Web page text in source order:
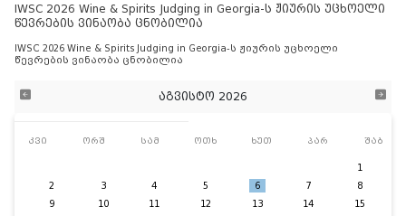
IWSC 2026 Wine & Spirits Judging in Georgia-ს ჟიურის უცხოელი
წევრების ვინაობა ცნობილია
IWSC 2026 Wine & Spirits Judging in Georgia-ს ჟიურის უცხოელი
წევრების ვინაობა ცნობილია
აგვისტო 2026
კვი ორშ სამ ოთხ ხუთ პარ შაბ
1
2
3 4 5 6 7
8
9
10 11 12 13 14
15